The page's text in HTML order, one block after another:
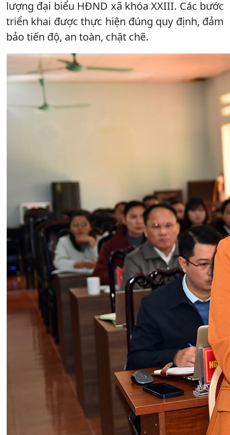
lượng đại biểu HĐND xã khóa XXIII. Các bước
triển khai được thực hiện đúng quy định, đảm
bảo tiến độ, an toàn, chặt chẽ.